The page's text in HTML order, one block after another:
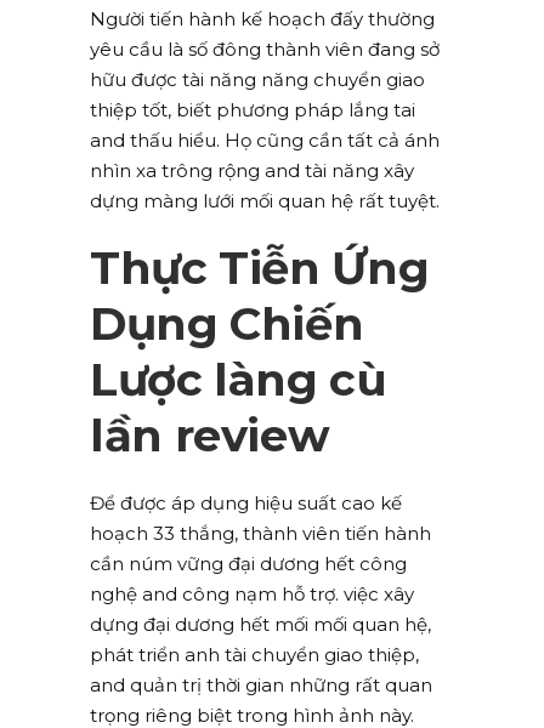
Người tiến hành kế hoạch đấy thường
yêu cầu là số đông thành viên đang sở
hữu được tài năng năng chuyển giao
thiệp tốt, biết phương pháp lắng tai
and thấu hiểu. Họ cũng cần tất cả ánh
nhìn xa trông rộng and tài năng xây
dựng màng lưới mối quan hệ rất tuyệt.
Thực Tiễn Ứng
Dụng Chiến
Lược làng cù
lần review
Để được áp dụng hiệu suất cao kế
hoạch 33 thắng, thành viên tiến hành
cần núm vững đại dương hết công
nghệ and công nạm hỗ trợ. việc xây
dựng đại dương hết mối mối quan hệ,
phát triển anh tài chuyển giao thiệp,
and quản trị thời gian những rất quan
trọng riêng biệt trong hình ảnh này.